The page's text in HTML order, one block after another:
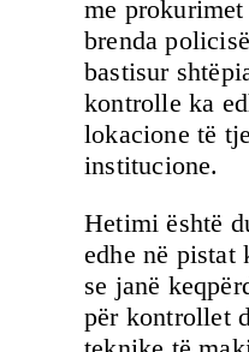
me
brenda
bastisur
kontrolle ka
lokacione të
institucione.
Hetimi është
edhe në pistat
se janë
për kontrollet